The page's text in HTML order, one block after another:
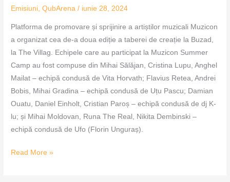
Emisiuni,QubArena / iunie 28, 2024
Platforma de promovare și sprijinire a artiștilor muzicali Muzicon
a organizat cea de-a doua ediție a taberei de creație la Buzad,
la The Villag. Echipele care au participat la Muzicon Summer
Camp au fost compuse din Mihai Sălăjan, Cristina Lupu, Anghel
Mailat – echipă condusă de Vita Horvath; Flavius Retea, Andrei
Bobis, Mihai Gradina – echipă condusă de Uțu Pascu; Damian
Ouatu, Daniel Einholt, Cristian Paroș – echipă condusă de dj K-
lu; și Mihai Moldovan, Runa The Real, Nikita Dembinski –
echipă condusă de Ufo (Florin Unguraș).
Read More »